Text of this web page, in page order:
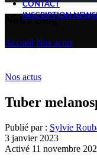
CONTACT
INSCRIPTION
Notre Blog
Accueil Nos actus
Nos actus
Tuber
Publié par : Sylvie
3 janvier 2023
Activé 11 novembre